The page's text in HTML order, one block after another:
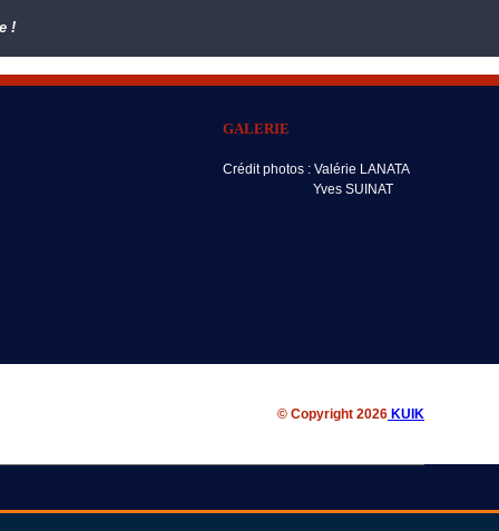
!
GALERIE
Crédit photos : Valérie LANATA
Yves SUINAT
© Copyright 2026 KUIK